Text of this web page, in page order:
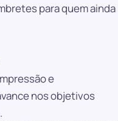
para quem ainda
e
nos objetivos